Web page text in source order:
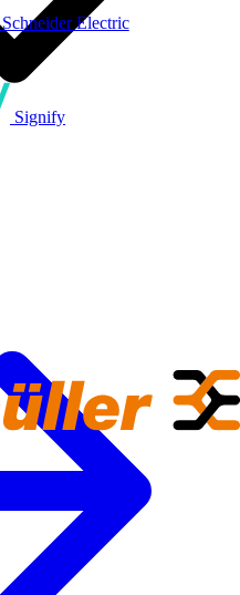
Schneider Electric
Signify